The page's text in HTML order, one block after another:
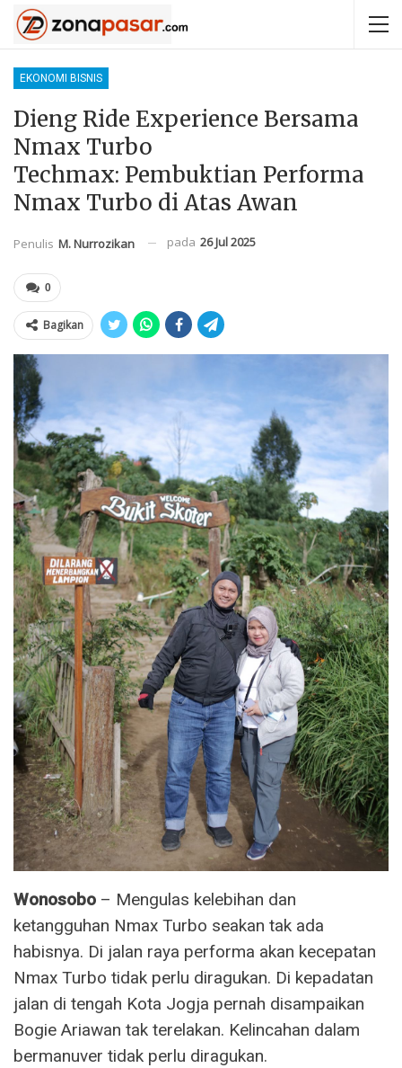
EKONOMI BISNIS
Dieng Ride Experience Bersama
Nmax Turbo
Techmax: Pembuktian Performa
Nmax Turbo di Atas Awan
Penulis M. Nurrozikan pada 26 Jul 2025
0
Bagikan
Wonosobo – Mengulas kelebihan dan
ketangguhan Nmax Turbo seakan tak ada
habisnya. Di jalan raya performa akan kecepatan
Nmax Turbo tidak perlu diragukan. Di kepadatan
jalan di tengah Kota Jogja pernah disampaikan
Bogie Ariawan tak terelakan. Kelincahan dalam
bermanuver tidak perlu diragukan.